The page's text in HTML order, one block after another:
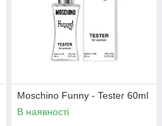
Moschino Funny - Tester 60ml
В наявності